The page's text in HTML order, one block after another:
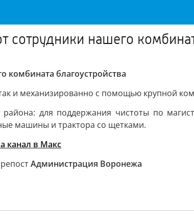
сотрудники нашего
комбината благоустройства
и механизированно с помощью крупной
для поддержания чистоты по
машины и трактора со щетками.
канал в Макс
Администрация Воронежа